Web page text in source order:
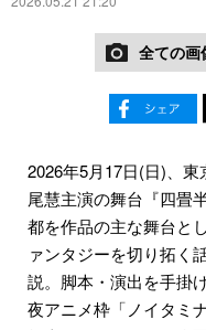
全ての画
2026年5月17日(日)、
尾慧主演の舞台『四畳
都を作品の主な舞台と
ァンタジーを切り拓く
説。脚本・演出を手掛
夜アニメ枠「ノイタミ